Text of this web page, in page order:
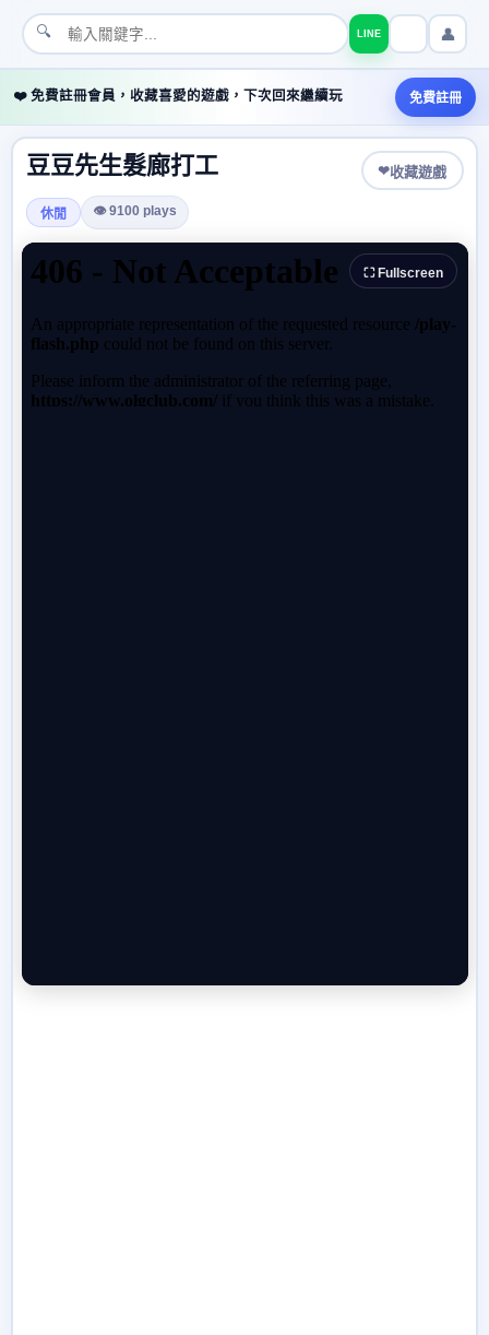
🔍 LINE 👤
❤️ 免費註冊會員，收藏喜愛的遊戲，下次回來繼續玩 免費註冊
豆豆先生髮廊打工 ❤收藏遊戲
休閒 👁 9100 plays
⛶ Fullscreen